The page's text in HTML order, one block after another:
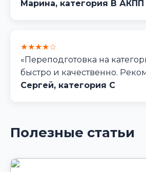
Марина, категория B АКПП
★★★★☆
«Переподготовка на
быстро и качественно.
Сергей, категория C
Полезные статьи